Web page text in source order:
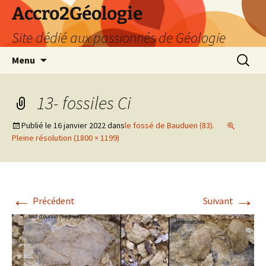
Accro2Géologie
Site dédié aux passionnés de Géologie
Menu
13- fossiles Ci
Publié le 16 janvier 2022dansle fossé de Bauduen (83).
Pleine résolution (1800 × 1199)
← Précédent Suivant →